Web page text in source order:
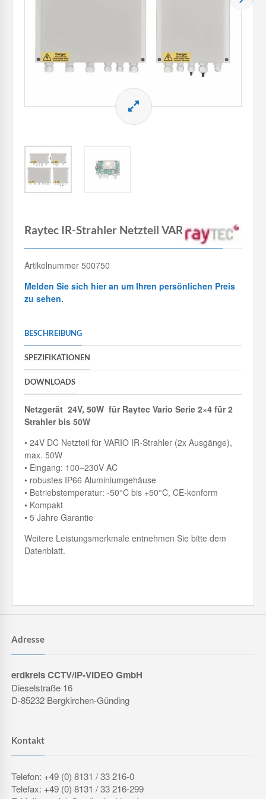
Raytec IR-Strahler Netzteil VAR-50W-2
Artikelnummer 500750
Melden Sie sich hier an um Ihren persönlichen Preis
zu sehen.
BESCHREIBUNG
SPEZIFIKATIONEN
DOWNLOADS
Netzgerät 24V, 50W für Raytec Vario Serie 2×4 für 2
Strahler bis 50W
• 24V DC Netzteil für VARIO IR-Strahler (2x Ausgänge),
max. 50W
• Eingang: 100–230V AC
• robustes IP66 Aluminiumgehäuse
• Betriebstemperatur: -50°C bis +50°C, CE-konform
• Kompakt
• 5 Jahre Garantie
Weitere Leistungsmerkmale entnehmen Sie bitte dem
Datenblatt.
Adresse
erdkreis CCTV/IP-VIDEO GmbH
Dieselstraße 16
D-85232 Bergkirchen-Günding
Kontakt
Telefon: +49 (0) 8131 / 33 216-0
Telefax: +49 (0) 8131 / 33 216-299